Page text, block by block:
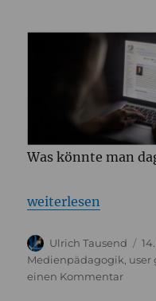
Was könnte man
„#mitgemeint statt
weiterlesen
Autor
Ulrich Tausend
Medienpädagogik user
einen Kommentarzu